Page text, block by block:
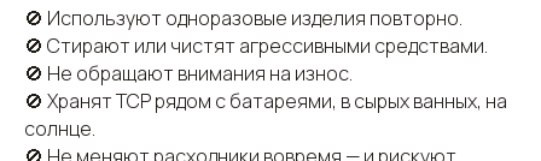
🚫 Используют одноразовые изделия повторно.
🚫 Стирают или чистят агрессивными средствами.
🚫 Не обращают внимания на износ.
🚫 Хранят ТСР рядом с батареями, в сырых ванных, на
солнце.